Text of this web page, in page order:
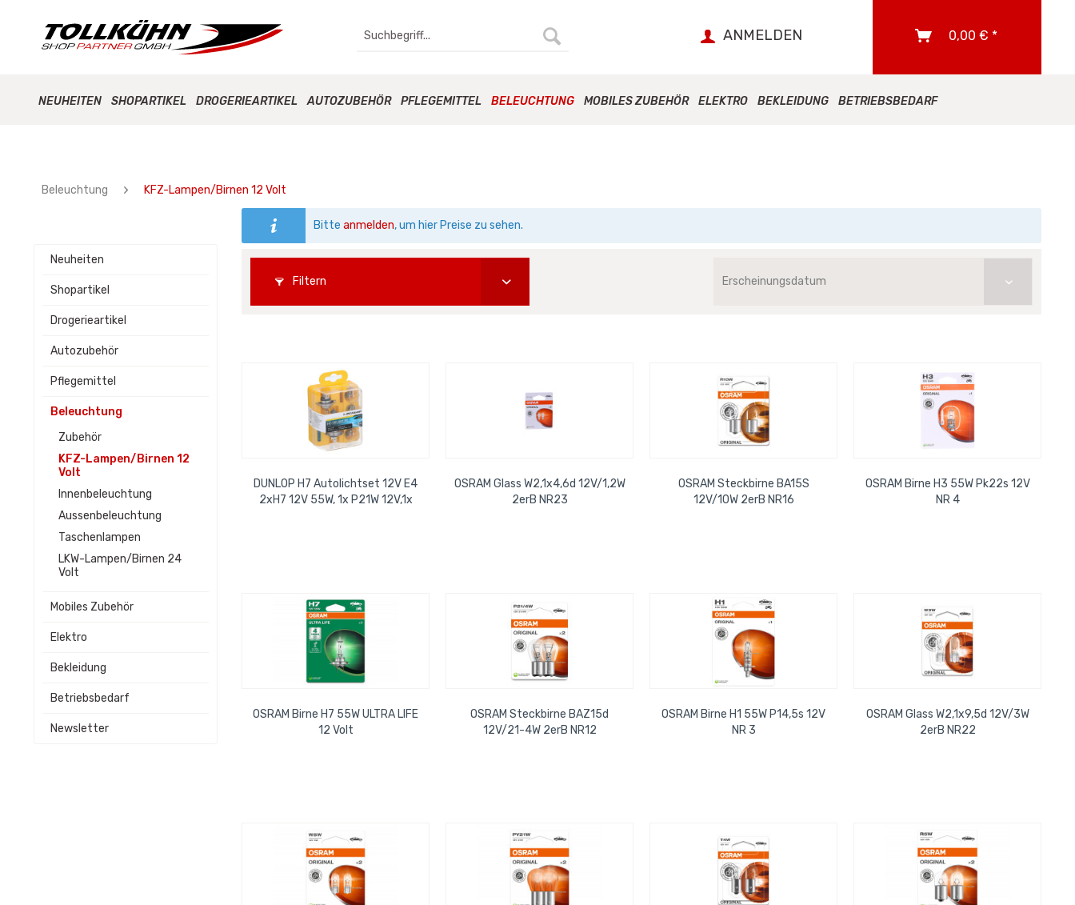
ANMELDEN 0,00 € *
NEUHEITEN SHOPARTIKEL DROGERIEARTIKEL AUTOZUBEHÖR PFLEGEMITTEL BELEUCHTUNG MOBILES ZUBEHÖR ELEKTRO BEKLEIDUNG BETRIEBSBEDARF
Beleuchtung KFZ-Lampen/Birnen 12 Volt
Neuheiten
Shopartikel
Drogerieartikel
Autozubehör
Pflegemittel
Beleuchtung
Zubehör
KFZ-Lampen/Birnen 12
Volt
Innenbeleuchtung
Aussenbeleuchtung
Taschenlampen
LKW-Lampen/Birnen 24
Volt
Mobiles Zubehör
Elektro
Bekleidung
Betriebsbedarf
Newsletter
Bitte anmelden, um hier Preise zu sehen.
Filtern
DUNLOP H7 Autolichtset 12V E4
2xH7 12V 55W, 1x P21W 12V,1x
OSRAM Glass W2,1x4,6d 12V/1,2W
2erB NR23
OSRAM Steckbirne BA15S
12V/10W 2erB NR16
OSRAM Birne H3 55W Pk22s 12V
NR 4
OSRAM Birne H7 55W ULTRA LIFE
12 Volt
OSRAM Steckbirne BAZ15d
12V/21-4W 2erB NR12
OSRAM Birne H1 55W P14,5s 12V
NR 3
OSRAM Glass W2,1x9,5d 12V/3W
2erB NR22